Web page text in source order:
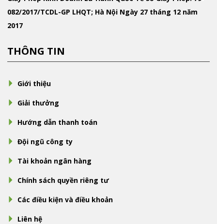
082/2017/TCDL-GP LHQT; Hà Nội Ngày 27 tháng 12 năm
2017
THÔNG TIN
Giới thiệu
Giải thưởng
Hướng dẫn thanh toán
Đội ngũ công ty
Tài khoản ngân hàng
Chính sách quyền riêng tư
Các điều kiện và điều khoản
Liên hệ